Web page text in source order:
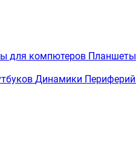
для компютеров Планшеты
Динамики